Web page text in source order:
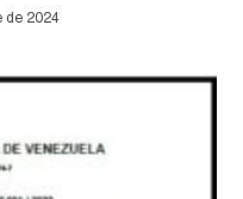
de 2024